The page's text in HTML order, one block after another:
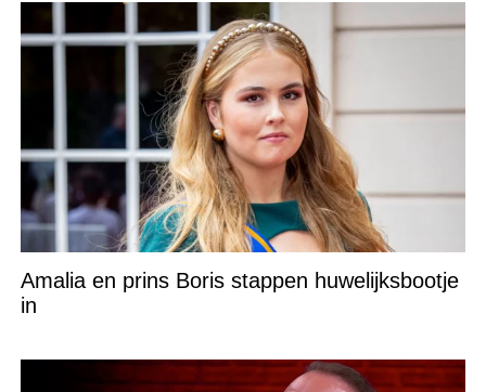
Amalia en prins Boris stappen huwelijksbootje
in